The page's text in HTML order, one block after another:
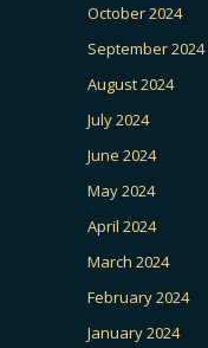
October 2024
September 2024
August 2024
July 2024
June 2024
May 2024
April 2024
March 2024
February 2024
January 2024